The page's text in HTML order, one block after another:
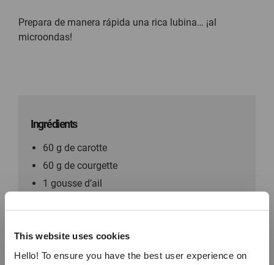
This website uses cookies
Hello! To ensure you have the best user experience on
Prepara de manera rápida una rica lubina… ¡al
microondas!
Ingrédients
60 g de carotte
60 g de courgette
1 gousse d’ail
100 g de bar (2 filets) sans arêtes
1 cuillère à soupe de vinaigre blanc